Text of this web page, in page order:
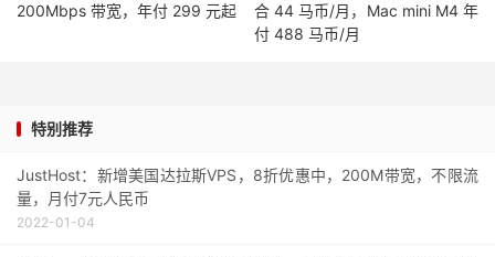
200Mbps 带宽，年付 299 元起
合 44 马币/月，Mac mini M4 年
付 488 马币/月
特别推荐
JustHost：新增美国达拉斯VPS，8折优惠中，200M带宽，不限流
量，月付7元人民币
2022-01-04